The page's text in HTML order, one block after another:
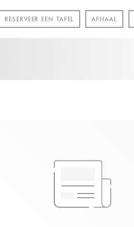
RESERVEER EEN TAFEL AFHAAL